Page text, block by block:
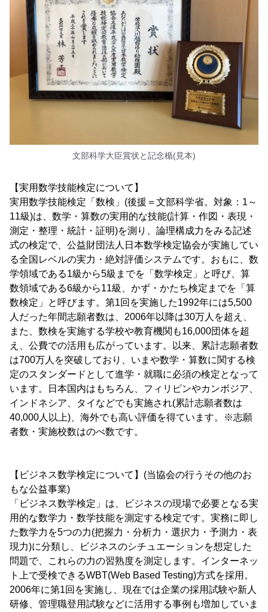
文部科学大臣賞状と記念楯(見本)
【実用数学技能検定について】
実用数学技能検定「数検」(後援＝文部科学省。対象：1～
11級)は、数学・算数の実用的な技能(計算・作図・表現・
測定・整理・統計・証明)を測り、論理構成力をみる記述
式の検定で、公益財団法人日本数学検定協会が実施してい
る全国レベルの実力・絶対評価システムです。おもに、数
学領域である1級から5級までを「数学検定」と呼び、算
数領域である6級から11級、かず・かたち検定までを「算
数検定」と呼びます。第1回を実施した1992年には5,500
人だった年間志願者数は、2006年以降は30万人を超え、
また、数検を実施する学校や教育機関も16,000団体を超
え、公費での活用も広がっています。以来、累計志願者数
は700万人を突破しており、いまや数学・算数に関する検
定のスタンダードとして進学・就職に必須の検定となって
います。日本国内はもちろん、フィリピンやカンボジア、
インドネシア、タイなどでも実施され(累計志願者数は
40,000人以上)、海外でも高い評価を得ています。※志願
者数・実施校数はのべ数です。
【ビジネス数学検定について】(当協会の行うその他のお
もな公益事業)
「ビジネス数学検定」は、ビジネスの現場で必要となる実
用的な数学力・数学技能を測定する検定です。実務に即し
た数学力を5つの力(把握力・分析力・選択力・予測力・表
現力)に分類し、ビジネスのシチュエーションを想定した
問題で、これらの力の習熟度を測定します。インターネッ
ト上で受検できるWBT(Web Based Testing)方式を採用。
2006年に第1回を実施し、現在では企業の採用試験や新人
研修、管理職登用試験などに活用する事例も増加していま